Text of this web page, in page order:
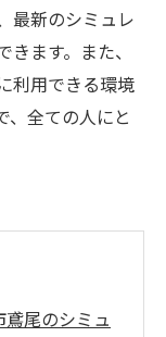
最新のシミュレ
ます。また、
利用できる環境
、全ての人にと
尾のシミュ